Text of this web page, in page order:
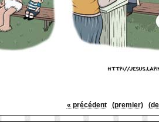
« précédent (premier)